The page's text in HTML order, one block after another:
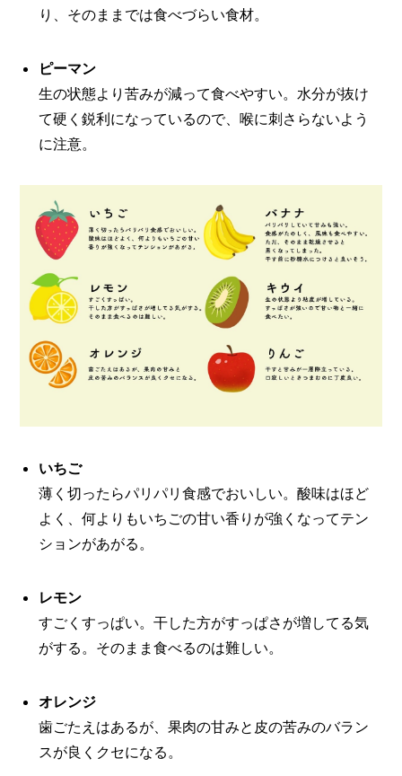
り、そのままでは食べづらい食材。
ピーマン
生の状態より苦みが減って食べやすい。水分が抜け
て硬く鋭利になっているので、喉に刺さらないよう
に注意。
いちご
薄く切ったらパリパリ食感でおいしい。酸味はほど
よく、何よりもいちごの甘い香りが強くなってテン
ションがあがる。
レモン
すごくすっぱい。干した方がすっぱさが増してる気
がする。そのまま食べるのは難しい。
オレンジ
歯ごたえはあるが、果肉の甘みと皮の苦みのバラン
スが良くクセになる。